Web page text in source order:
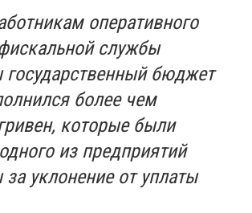
оперативного
службы
бюджет
более чем
которые были
из предприятий
уклонение от уплаты